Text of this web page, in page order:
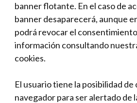
banner flotante. En el caso de
banner desaparecerá, aunque
podrá revocar el
información consultando
cookies.
El usuario tiene la posibilidad
navegador para ser alertado de